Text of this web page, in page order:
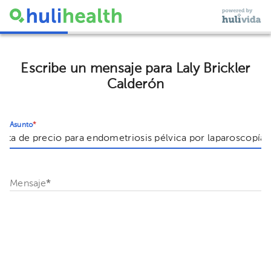
Escribe un mensaje para Laly Brickler
Calderón
Asunto*
Mensaje*